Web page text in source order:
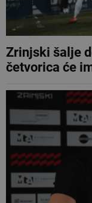
Zrinjski šalje
četvorica će